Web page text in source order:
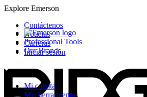
Explore Emerson
Professional Tools
Our Brands
Contáctenos
Noticias
Carreras
Iniciar sesión
Mi cuenta
Mis herramientas